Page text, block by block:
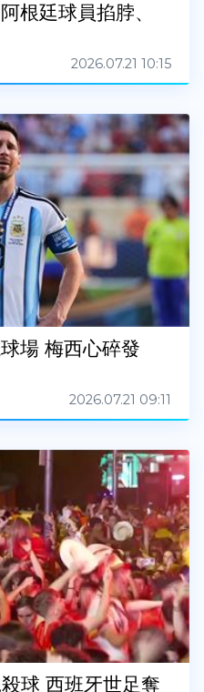
根廷球員掐脖、
2026.07.21 10:15
場 梅西心碎發
2026.07.21 09:11
球 西班牙世足奪